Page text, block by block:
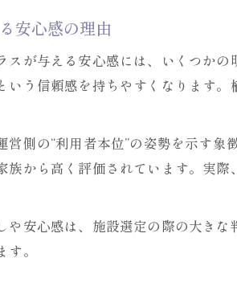
安心感の理由
スが与える安心感には、いくつか
いう信頼感を持ちやすくなります
営側の“利用者本位”の姿勢を示す
から高く評価されています。実
や安心感は、施設選定の際の大き
。